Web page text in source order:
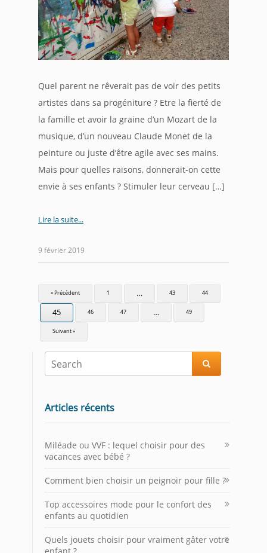
Quel parent ne rêverait pas de voir des petits
artistes dans sa progéniture ? Etre la fierté de
la famille et avoir la graine d’un Mozart de la
musique, d’un nouveau Claude Monet de la
peinture ou juste d’être agile avec ses mains.
Mais pour quelles raisons, donnerait-on cette
envie à ses enfants ? Stimuler leur cerveau […]
Lire la suite
9 février 2019
« Précédent 1 … 43 44
45 46 47 … 49
Suivant »

Articles récents
Miléade ou VVF : lequel choisir pour des
vacances avec bébé ?
Comment bien choisir un peignoir pour fille ?
Top accessoires mode pour le confort des
enfants au quotidien
Quels jouets choisir pour vraiment gâter votre